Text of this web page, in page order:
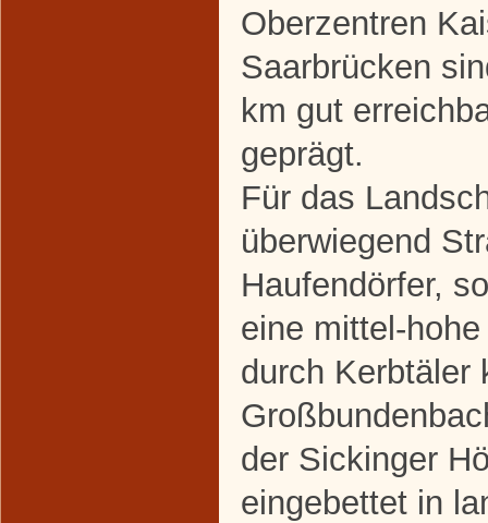
Oberzentren
Saarbrücken
km gut
geprägt.
Für das
überwiegend
Haufendörfer,
eine mittel-
durch Kerbtäler
der Sickinger
eingebettet in